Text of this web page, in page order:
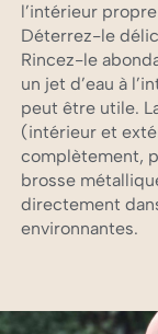
l’intérieur
Déterrez-le
Rincez-le
un jet d’eau à
peut être utile.
(intérieur et
complètement,
brosse
directement
environnantes.